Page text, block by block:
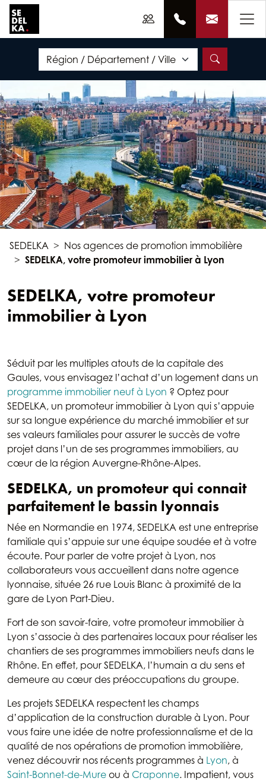
SEDELKA
Nos agences de promotion immobilière
SEDELKA, votre promoteur immobilier à Lyon
SEDELKA, votre promoteur
immobilier à Lyon
Séduit par les multiples atouts de la capitale des
Gaules, vous envisagez l’achat d’un logement dans un
programme immobilier neuf à Lyon ? Optez pour
SEDELKA, un promoteur immobilier à Lyon qui s’appuie
sur sa longue expérience du marché immobilier et sur
ses valeurs familiales pour assurer le succès de votre
projet dans l’un de ses programmes immobiliers, au
cœur de la région Auvergne-Rhône-Alpes.
SEDELKA, un promoteur qui connait
parfaitement le bassin lyonnais
Née en Normandie en 1974, SEDELKA est une entreprise
familiale qui s’appuie sur une équipe soudée et à votre
écoute. Pour parler de votre projet à Lyon, nos
collaborateurs vous accueillent dans notre agence
lyonnaise, située 26 rue Louis Blanc à proximité de la
gare de Lyon Part-Dieu.
Fort de son savoir-faire, votre promoteur immobilier à
Lyon s’associe à des partenaires locaux pour réaliser les
chantiers de ses programmes immobiliers neufs dans le
Rhône. En effet, pour SEDELKA, l’humain a du sens et
demeure au cœur des préoccupations du groupe.
Les projets SEDELKA respectent les champs
d’application de la construction durable à Lyon. Pour
vous faire une idée de notre professionnalisme et de la
qualité de nos opérations de promotion immobilière,
venez découvrir nos récents programmes à Lyon, à
Saint-Bonnet-de-Mure ou à Craponne. Impatient, vous